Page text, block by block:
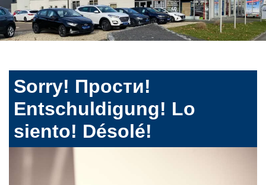
Sorry! Прости!
Entschuldigung! Lo
siento! Désolé!